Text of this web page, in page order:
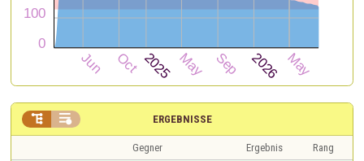
ERGEBNISSE
 
Gegner Ergebnis
Rang